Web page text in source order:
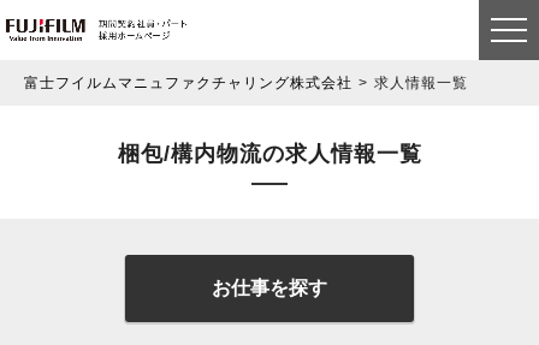
富士フイルムマニュファクチャリング株式会社 求人情報一覧
梱包/構内物流の求人情報一覧
お仕事を探す